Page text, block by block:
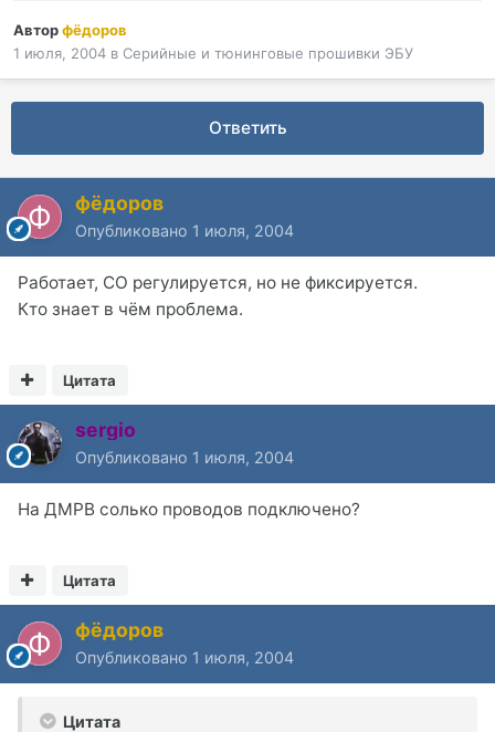
Авторфёдоров
1 июля, 2004 в Серийные и тюнинговые прошивки ЭБУ
Ответить
фёдоров
Опубликовано 1 июля, 2004
Работает, СО регулируется, но не фиксируется.
Кто знает в чём проблема.
Цитата
sergio
Опубликовано 1 июля, 2004
На ДМРВ солько проводов подключено?
Цитата
фёдоров
Опубликовано 1 июля, 2004
Цитата